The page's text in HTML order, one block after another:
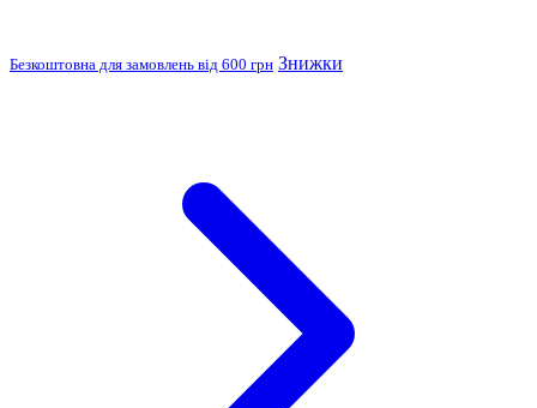
Безкоштовна для замовлень від 600 грн Знижки